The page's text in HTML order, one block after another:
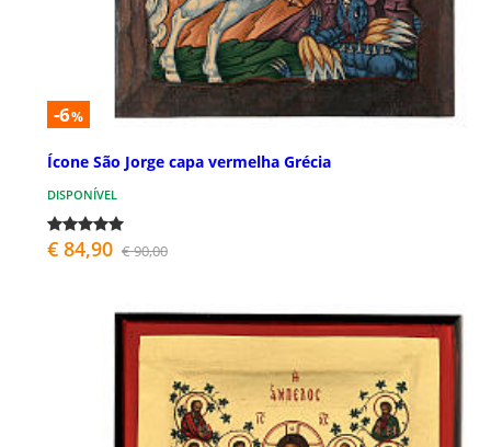
-6%
Ícone São Jorge capa vermelha Grécia
DISPONÍVEL
€ 84,90 € 90,00